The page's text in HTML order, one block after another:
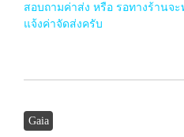
สอบถามค่าส่ง หรือ รอทางร้านจ
แจ้งค่าจัดส่งครับ
Gaia